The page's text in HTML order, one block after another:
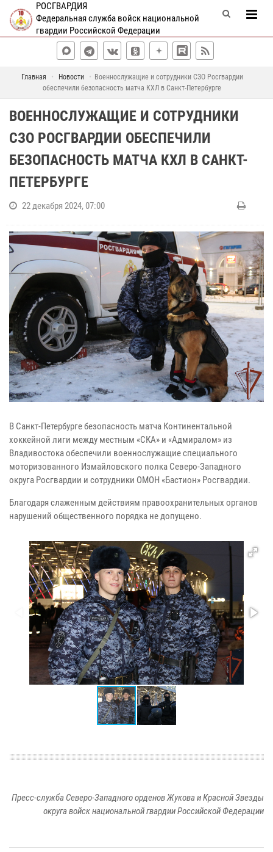
РОСГВАРДИЯ
Федеральная служба войск национальной
гвардии Российской Федерации
Главная Новости
Военнослужащие и сотрудники СЗО Росгвардии
обеспечили безопасность матча КХЛ в Санкт-Петербурге
ВОЕННОСЛУЖАЩИЕ И СОТРУДНИКИ
СЗО РОСГВАРДИИ ОБЕСПЕЧИЛИ
БЕЗОПАСНОСТЬ МАТЧА КХЛ В САНКТ-
ПЕТЕРБУРГЕ
22 декабря 2024, 07:00
В Санкт-Петербурге безопасность матча Континентальной
хоккейной лиги между местным «СКА» и «Адмиралом» из
Владивостока обеспечили военнослужащие специального
моторизованного Измайловского полка Северо-Западного
округа Росгвардии и сотрудники ОМОН «Бастион» Росгвардии.
Благодаря слаженным действиям правоохранительных органов
нарушений общественного порядка не допущено.
Пресс-служба Северо-Западного орденов Жукова и Красной Звезды
округа войск национальной гвардии Российской Федерации